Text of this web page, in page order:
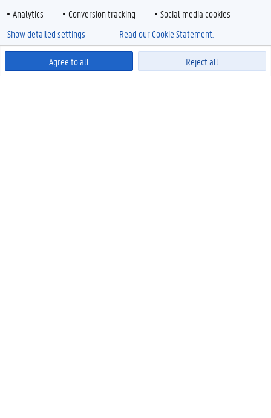
Analytics
Conversion tracking Social media cookies
Agree to all Reject all
Show detailed settings Read our Cookie Statement.